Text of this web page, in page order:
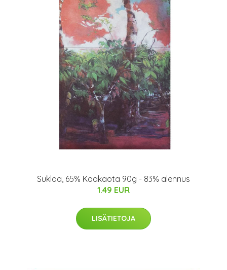
Suklaa, 65% Kaakaota 90g - 83% alennus
1.49 EUR
LISÄTIETOJA